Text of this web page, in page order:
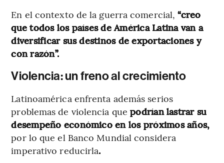
En el contexto de la guerra comercial, “creo
que todos los países de América Latina van a
diversificar sus destinos de exportaciones y
con razón”.
Violencia: un freno al crecimiento
Latinoamérica enfrenta además serios
problemas de violencia quepodrían lastrar su
desempeño económico en los próximos años,
por lo que el Banco Mundial considera
imperativo reducirla.